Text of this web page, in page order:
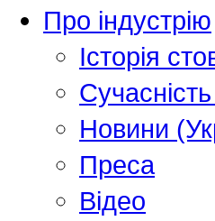
Про індустрію
Історія
Новини
Преса
Відео